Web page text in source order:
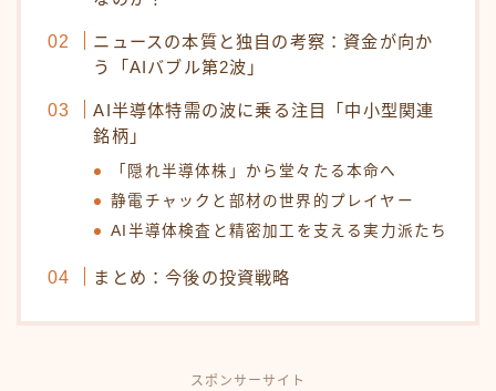
ニュースの本質と独自の考察：資金が向か
う「AIバブル第2波」
AI半導体特需の波に乗る注目「中小型関連
銘柄」
「隠れ半導体株」から堂々たる本命へ
静電チャックと部材の世界的プレイヤー
AI半導体検査と精密加工を支える実力派たち
まとめ：今後の投資戦略
スポンサーサイト